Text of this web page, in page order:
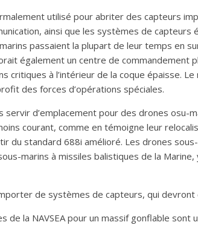
utilisé pour abriter des capteurs
ainsi que les systèmes de
passaient la plupart de leur temps en
également un centre de commandement
critiques à l’intérieur de la coque épaisse.
des forces d’opérations spéciales.
servir d’emplacement pour des drones osu-
courant, comme en témoigne leur
du standard 688i amélioré. Les drones
marins à missiles balistiques de la
de systèmes de capteurs, qui
de la NAVSEA pour un massif gonflable sont